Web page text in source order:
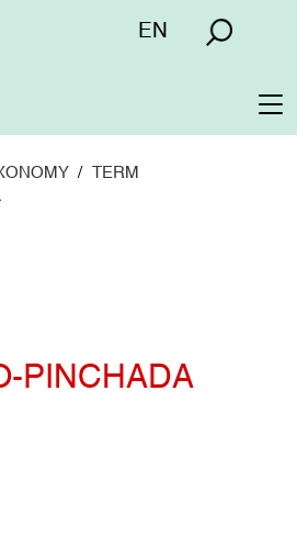
Menú
EN
TERM
PINCHADA